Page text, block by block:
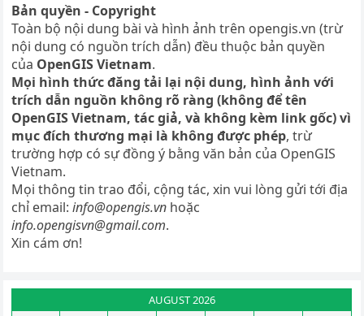
Bản quyền - Copyright
Toàn bộ nội dung bài và hình ảnh trên opengis.vn (trừ
nội dung có nguồn trích dẫn) đều thuộc bản quyền
của OpenGIS Vietnam.
Mọi hình thức đăng tải lại nội dung, hình ảnh với
trích dẫn nguồn không rõ ràng (không để tên
OpenGIS Vietnam, tác giả, và không kèm link gốc) vì
mục đích thương mại là không được phép, trừ
trường hợp có sự đồng ý bằng văn bản của OpenGIS
Vietnam.
Mọi thông tin trao đổi, cộng tác, xin vui lòng gửi tới địa
chỉ email:info@opengis.vn hoặc
info.opengisvn@gmail.com.
Xin cám ơn!
AUGUST 2026